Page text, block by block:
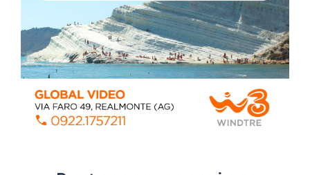
Coronavirus: messaggio del Sindaco Zambito
ai cittadini
Circolo della stampa, terzo appuntamento